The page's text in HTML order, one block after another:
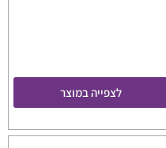
לצפייה במוצר